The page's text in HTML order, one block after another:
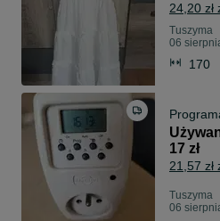
24,20 zł
Tuszyma
06
170
17 zł
21,57 zł
Tuszyma
06